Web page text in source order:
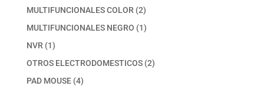
productos
MULTIFUNCIONALES COLOR 22
productos
MULTIFUNCIONALES NEGRO 11
NVR 11
producto
OTROS ELECTRODOMESTICOS 22
PAD MOUSE 44